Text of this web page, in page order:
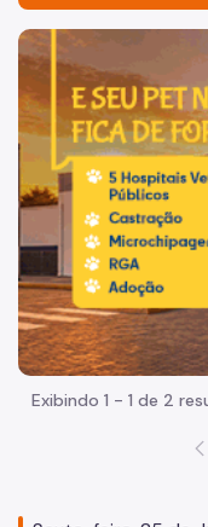
Acesso à Informação
Participação Social
Quadro de Serviços
A Casa Civil
Quem é Quem
Agenda do
Coordenadoria de
Coordenadoria de
Assessoria de
Imagem de um
Exibindo 1 - 1 de 2